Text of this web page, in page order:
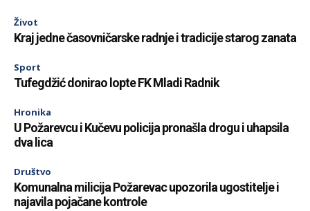
Život
Kraj jedne časovničarske radnje i tradicije starog zanata
Sport
Tufegdžić donirao lopte FK Mladi Radnik
Hronika
U Požarevcu i Kučevu policija pronašla drogu i uhapsila
dva lica
Društvo
Komunalna milicija Požarevac upozorila ugostitelje i
najavila pojačane kontrole